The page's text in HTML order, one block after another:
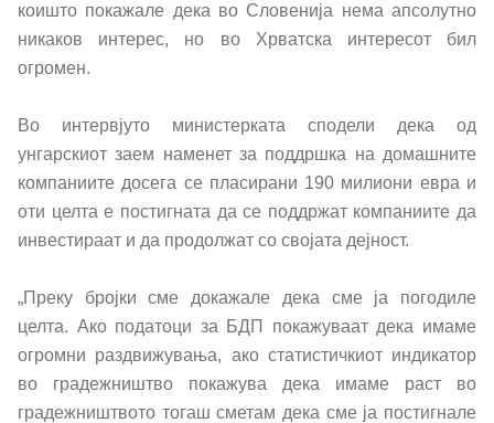
Избори
Клучни сегменти
Статистика
Проекти
Публикации и објави
коишто покажале дека во Словенија нема апсолутно
никаков интерес, но во Хрватска интересот бил
огромен.
Во интервјуто министерката сподели дека од
унгарскиот заем наменет за поддршка на домашните
компаниите досега се пласирани 190 милиони евра и
оти целта е постигната да се поддржат компаниите да
инвестираат и да продолжат со својата дејност.
„Преку бројки сме докажале дека сме ја погодиле
целта. Ако податоци за БДП покажуваат дека имаме
огромни раздвижувања, ако статистичкиот индикатор
во градежништво покажува дека имаме раст во
градежништвото тогаш сметам дека сме ја постигнале